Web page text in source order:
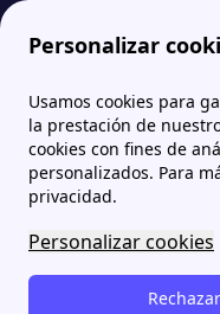
Personalizar
Usamos cookies para
la prestación de
cookies con fines de
personalizados. Para
privacidad.
Personalizar cookies
Rechazar
El mapa